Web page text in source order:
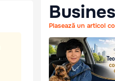
Plasează un articol